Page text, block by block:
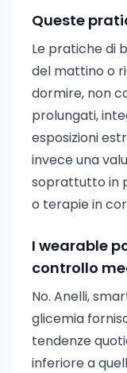
Queste
Le pratiche di
del mattino o
dormire, non
prolungati,
esposizioni
invece una
soprattutto in
o terapie in
I wearable
controllo
No. Anelli,
glicemia
tendenze
inferiore a